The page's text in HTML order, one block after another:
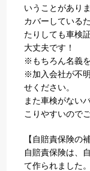
いうことがあり
カバーしている
たりしても車検
大丈夫です！
※もちろん名義
※加入会社が不
せください。
また車検がない
こりやすいので
【自賠責保険の補
自賠責保険は、
て作られました。